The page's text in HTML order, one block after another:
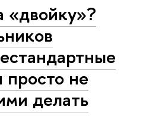
«двойку»?
просто не
делать